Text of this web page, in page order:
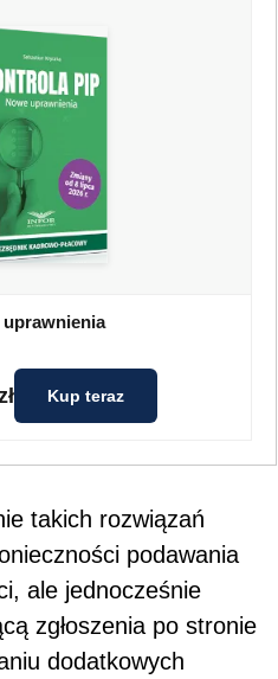
uprawnienia
Kup teraz
takich rozwiązań
podawania
ale jednocześnie
zgłoszenia po stronie
dodatkowych